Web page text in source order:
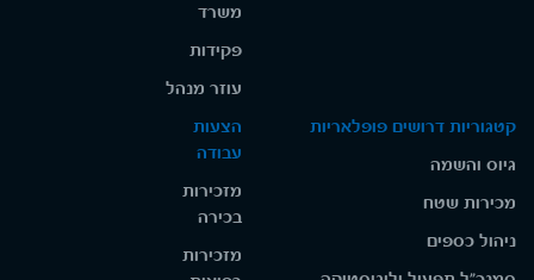
משרד
פקידות
עוזר מנהל
קטגוריות דרושים פופלאריות
גיוס והשמה
מכירות שטח
ניהול כספים
הצעות
עבודה
מזכירות
בכירה
מזכירות